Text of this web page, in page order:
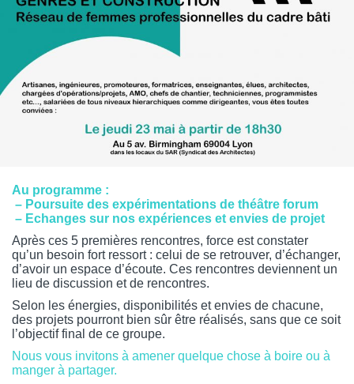
Au programme :
– Poursuite des expérimentations de théâtre forum
– Echanges sur nos expériences et envies de projet
Après ces 5 premières rencontres, force est constater
qu’un besoin fort ressort : celui de se retrouver, d’échanger,
d’avoir un espace d’écoute. Ces rencontres deviennent un
lieu de discussion et de rencontres.
Selon les énergies, disponibilités et envies de chacune,
des projets pourront bien sûr être réalisés, sans que ce soit
l’objectif final de ce groupe.
Nous vous invitons à amener quelque chose à boire ou à
manger à partager.